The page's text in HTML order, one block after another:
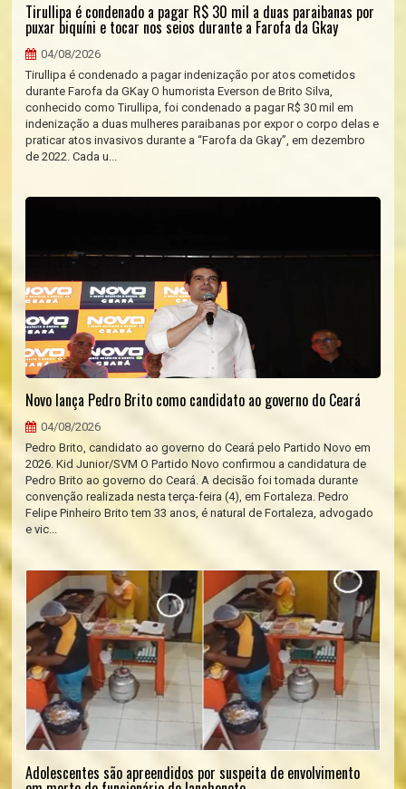
Tirullipa é condenado a pagar R$ 30 mil a duas paraibanas por
puxar biquíni e tocar nos seios durante a Farofa da Gkay
04/08/2026
Tirullipa é condenado a pagar indenização por atos cometidos
durante Farofa da GKay O humorista Everson de Brito Silva,
conhecido como Tirullipa, foi condenado a pagar R$ 30 mil em
indenização a duas mulheres paraibanas por expor o corpo delas e
praticar atos invasivos durante a “Farofa da Gkay”, em dezembro
de 2022. Cada u...
Novo lança Pedro Brito como candidato ao governo do Ceará
04/08/2026
Pedro Brito, candidato ao governo do Ceará pelo Partido Novo em
2026. Kid Junior/SVM O Partido Novo confirmou a candidatura de
Pedro Brito ao governo do Ceará. A decisão foi tomada durante
convenção realizada nesta terça-feira (4), em Fortaleza. Pedro
Felipe Pinheiro Brito tem 33 anos, é natural de Fortaleza, advogado
e vic...
Adolescentes são apreendidos por suspeita de envolvimento